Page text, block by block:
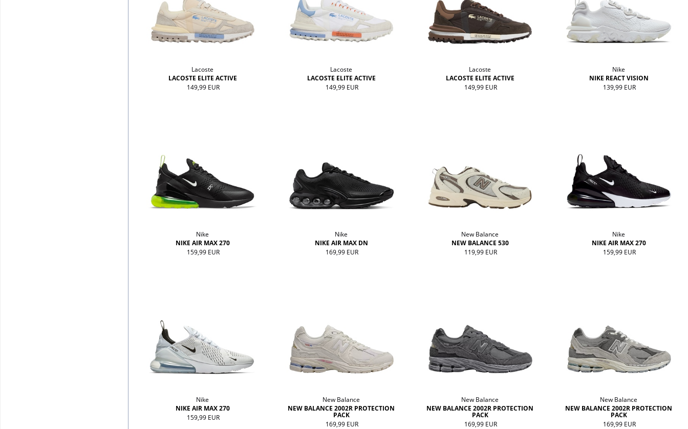
Lacoste
LACOSTE ELITE ACTIVE
149,99 EUR
Lacoste
LACOSTE ELITE ACTIVE
149,99 EUR
Lacoste
LACOSTE ELITE ACTIVE
149,99 EUR
Nike
NIKE REACT VISION
139,99 EUR
Nike
NIKE AIR MAX 270
159,99 EUR
Nike
NIKE AIR MAX DN
169,99 EUR
New Balance
NEW BALANCE 530
119,99 EUR
Nike
NIKE AIR MAX 270
159,99 EUR
Nike
NIKE AIR MAX 270
159,99 EUR
New Balance
NEW BALANCE 2002R PROTECTION
PACK
169,99 EUR
New Balance
NEW BALANCE 2002R PROTECTION
PACK
169,99 EUR
New Balance
NEW BALANCE 2002R PROTECTION
PACK
169,99 EUR